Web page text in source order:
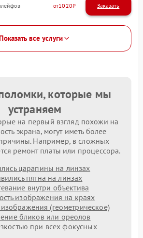
1020
все услуги
которые мы
устраняем
на первый взгляд похожи на
экрана, могут иметь более
Например, в сложных
ремонт платы или процессора.
царапины на линзах
пятна на линзах
внутри объектива
изображения на краях
(геометрическое)
бликов или ореолов
при всех фокусных